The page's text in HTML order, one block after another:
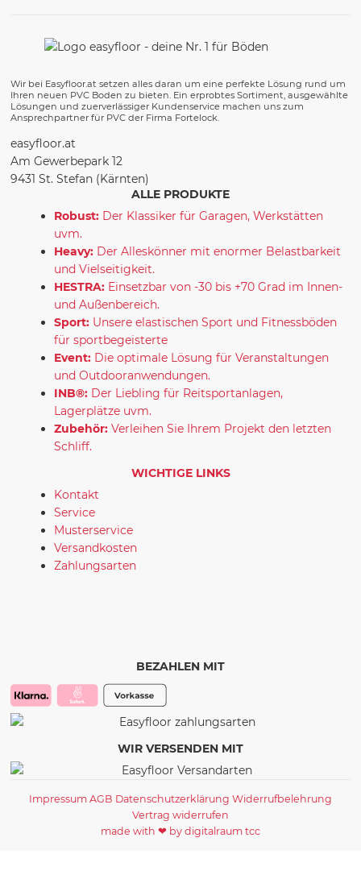
Wir bei Easyfloor.at setzen alles daran um eine perfekte Lösung rund um
Ihren neuen PVC Boden zu bieten. Ein erprobtes Sortiment, ausgewählte
Lösungen und zuerverlässiger Kundenservice machen uns zum
Ansprechpartner für PVC der Firma Fortelock.
easyfloor.at
Am Gewerbepark 12
9431 St. Stefan (Kärnten)
ALLE PRODUKTE
Robust: Der Klassiker für Garagen, Werkstätten
uvm.
Heavy: Der Alleskönner mit enormer Belastbarkeit
und Vielseitigkeit.
HESTRA: Einsetzbar von -30 bis +70 Grad im Innen-
und Außenbereich.
Sport: Unsere elastischen Sport und Fitnessböden
für sportbegeisterte
Event: Die optimale Lösung für Veranstaltungen
und Outdooranwendungen.
INB®: Der Liebling für Reitsportanlagen,
Lagerplätze uvm.
Zubehör: Verleihen Sie Ihrem Projekt den letzten
Schliff.
WICHTIGE LINKS
Kontakt
Service
Musterservice
Versandkosten
Zahlungsarten
BEZAHLEN MIT
WIR VERSENDEN MIT
Impressum AGB Datenschutzerklärung Widerrufbelehrung
Vertrag widerrufen
made with ❤ by digitalraum tcc